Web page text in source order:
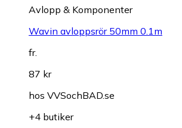
Avlopp & Komponenter
Wavin avloppsrör 50mm 0.1m
fr.
87 kr
hos VVSochBAD.se
+4 butiker